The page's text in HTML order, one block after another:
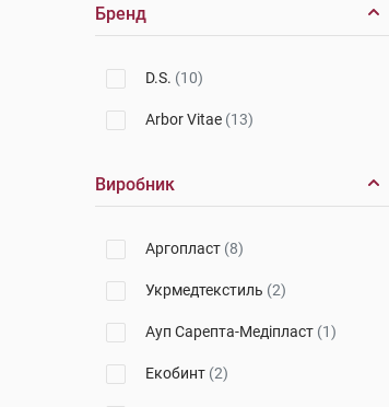
Бренд
D.S. (10)
Arbor Vitae (13)
Виробник
Аргопласт (8)
Укрмедтекстиль (2)
Ауп Сарепта-Медіпласт (1)
Екобинт (2)